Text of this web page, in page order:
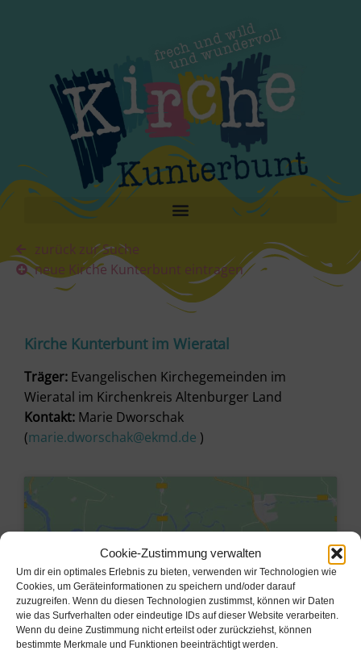
Cookie-Zustimmung verwalten
Um dir ein optimales Erlebnis zu bieten, verwenden wir Technologien wie
Cookies, um Geräteinformationen zu speichern und/oder darauf
zuzugreifen. Wenn du diesen Technologien zustimmst, können wir Daten
wie das Surfverhalten oder eindeutige IDs auf dieser Website verarbeiten.
Wenn du deine Zustimmung nicht erteilst oder zurückziehst, können
bestimmte Merkmale und Funktionen beeinträchtigt werden.
zurück zur Suche
neue Kirche Kunterbunt eintragen
Kirche Kunterbunt im Wieratal
Träger: Evangelischen Kirchegemeinden im
Wieratal im Kirchenkreis Altenburger Land
Kontakt: Marie Dworschak
(marie.dworschak@ekmd.de )